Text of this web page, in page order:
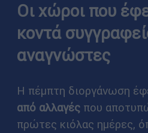
Οι χώροι που
κοντά
αναγνώστες
Η πέμπτη διοργάνωση
από αλλαγέςπου
πρώτες κιόλας ημέρες,